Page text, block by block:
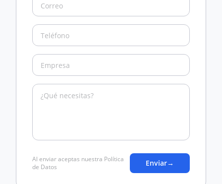
Al enviar aceptas nuestra Política
de Datos
Enviar→